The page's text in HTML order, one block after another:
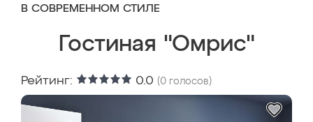
В СОВРЕМЕННОМ СТИЛЕ
Гостиная "Омрис"
Рейтинг: 0.0 (0 голосов)